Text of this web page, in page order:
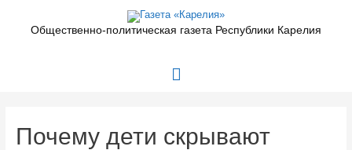
содержимомуОбщественно-политическая газета Республики Карелия
Главное
Почему дети скрывают